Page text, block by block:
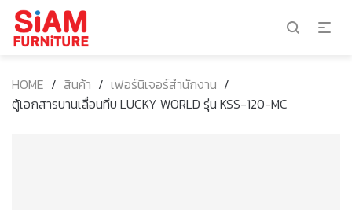
HOME / สินค้า / เฟอร์นิเจอร์สำนักงาน /
ตู้เอกสารบานเลื่อนทึบ LUCKY WORLD รุ่น KSS-120-MC